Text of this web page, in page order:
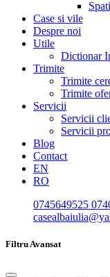
Case si vile
Despre noi
Utile
Dictionar
Trimite
Trimite
Trimite
Servicii
Servicii
Servicii
Blog
Contact
EN
RO
0745649525
Filtru Avansat